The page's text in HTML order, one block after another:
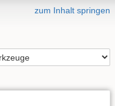
zum Inhalt springen